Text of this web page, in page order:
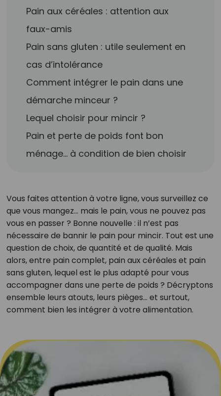
Pain aux céréales : attention aux
faux-amis
Pain sans gluten : utile seulement en
cas d’intolérance
Comment intégrer le pain dans une
démarche minceur ?
Lequel choisir pour mincir ?
Pain et perte de poids font bon
ménage… à condition de bien choisir
Vous faites attention à votre ligne, vous surveillez ce
que vous mangez… mais le pain, vous ne pouvez pas
vous en passer ? Bonne nouvelle : il n’est pas
nécessaire de bannir le pain pour mincir. Tout est une
question de choix, de quantité et de qualité. Mais
alors, entre pain complet, pain aux céréales et pain
sans gluten, lequel est le plus adapté pour vous
accompagner dans une perte de poids ? Décryptons
ensemble leurs atouts, leurs pièges… et surtout,
comment bien les intégrer à votre alimentation.